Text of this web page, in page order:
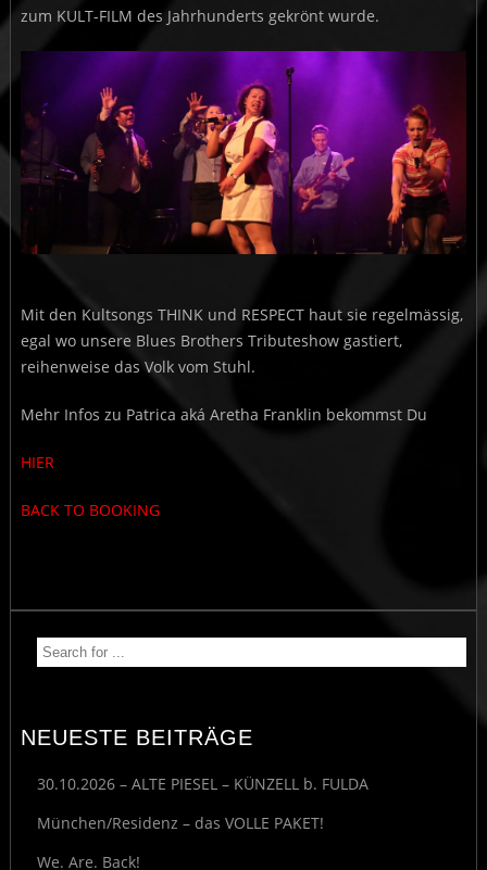
zum KULT-FILM des Jahrhunderts gekrönt wurde.
Mit den Kultsongs THINK und RESPECT haut sie regelmässig,
egal wo unsere Blues Brothers Tributeshow gastiert,
reihenweise das Volk vom Stuhl.
Mehr Infos zu Patrica aká Aretha Franklin bekommst Du
HIER
BACK TO BOOKING
NEUESTE BEITRÄGE
30.10.2026 – ALTE PIESEL – KÜNZELL b. FULDA
München/Residenz – das VOLLE PAKET!
We. Are. Back!